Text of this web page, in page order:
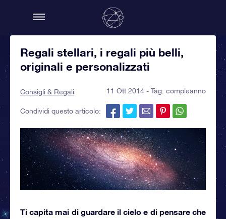
Regali stellari, i regali più belli,
originali e personalizzati
Consigli & Regali 11 Ott 2014 - Tag: compleanno
Condividi questo articolo:
Ti capita mai di guardare il cielo e di pensare che